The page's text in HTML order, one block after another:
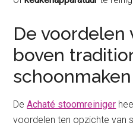
De voordelen
boven
schoonmaken
DeAchaté stoomreiniger
voordelen ten opzichte van